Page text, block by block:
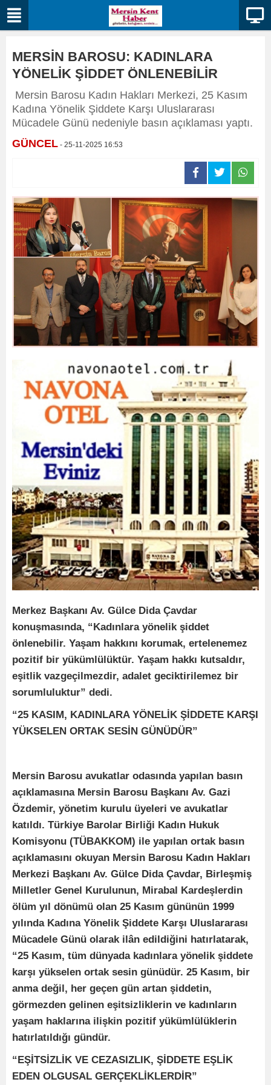
MERSİN BAROSU: KADINLARA
YÖNELİK ŞİDDET ÖNLENEBİLİR
Mersin Barosu Kadın Hakları Merkezi, 25 Kasım
Kadına Yönelik Şiddete Karşı Uluslararası
Mücadele Günü nedeniyle basın açıklaması yaptı.
GÜNCEL - 25-11-2025 16:53
Merkez Başkanı Av. Gülce Dida Çavdar
konuşmasında, “Kadınlara yönelik şiddet
önlenebilir. Yaşam hakkını korumak, ertelenemez
pozitif bir yükümlülüktür. Yaşam hakkı kutsaldır,
eşitlik vazgeçilmezdir, adalet geciktirilemez bir
sorumluluktur” dedi.
“25 KASIM, KADINLARA YÖNELİK ŞİDDETE KARŞI
YÜKSELEN ORTAK SESİN GÜNÜDÜR”
Mersin Barosu avukatlar odasında yapılan basın
açıklamasına Mersin Barosu Başkanı Av. Gazi
Özdemir, yönetim kurulu üyeleri ve avukatlar
katıldı. Türkiye Barolar Birliği Kadın Hukuk
Komisyonu (TÜBAKKOM) ile yapılan ortak basın
açıklamasını okuyan Mersin Barosu Kadın Hakları
Merkezi Başkanı Av. Gülce Dida Çavdar, Birleşmiş
Milletler Genel Kurulunun, Mirabal Kardeşlerdin
ölüm yıl dönümü olan 25 Kasım gününün 1999
yılında Kadına Yönelik Şiddete Karşı Uluslararası
Mücadele Günü olarak ilân edildiğini hatırlatarak,
“25 Kasım, tüm dünyada kadınlara yönelik şiddete
karşı yükselen ortak sesin günüdür. 25 Kasım, bir
anma değil, her geçen gün artan şiddetin,
görmezden gelinen eşitsizliklerin ve kadınların
yaşam haklarına ilişkin pozitif yükümlülüklerin
hatırlatıldığı gündür.
“EŞİTSİZLİK VE CEZASIZLIK, ŞİDDETE EŞLİK
EDEN OLGUSAL GERÇEKLİKLERDİR”